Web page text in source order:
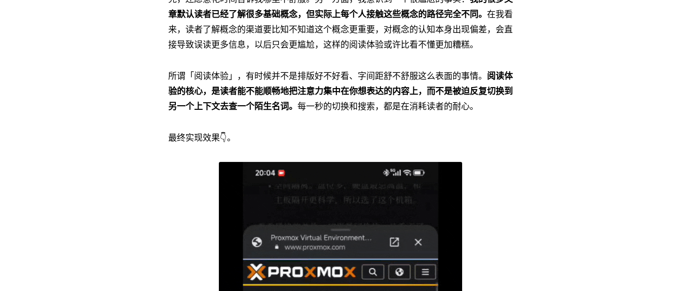
章默认读者已经了解很多基础概念，但实际上每个人接触这些概念的路径完全不同。 在我看
来，读者了解概念的渠道要比知不知道这个概念更重要，对概念的认知本身出现偏差，会直
接导致误读更多信息，以后只会更尴尬，这样的阅读体验或许比看不懂更加糟糕。
所谓「阅读体验」，有时候并不是排版好不好看、字间距舒不舒服这么表面的事情。 阅读体
验的核心，是读者能不能顺畅地把注意力集中在你想表达的内容上，而不是被迫反复切换到
另一个上下文去查一个陌生名词。 每一秒的切换和搜索，都是在消耗读者的耐心。
最终实现效果👇。